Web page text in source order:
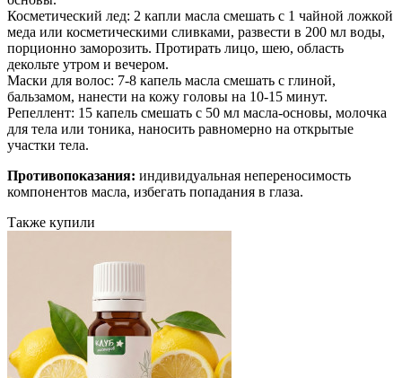
Косметический лед: 2 капли масла смешать с 1 чайной ложкой
меда или косметическими сливками, развести в 200 мл воды,
порционно заморозить. Протирать лицо, шею, область
декольте утром и вечером.
Маски для волос: 7-8 капель масла смешать с глиной,
бальзамом, нанести на кожу головы на 10-15 минут.
Репеллент: 15 капель смешать с 50 мл масла-основы, молочка
для тела или тоника, наносить равномерно на открытые
участки тела.
Противопоказания: индивидуальная непереносимость
компонентов масла, избегать попадания в глаза.
Также купили